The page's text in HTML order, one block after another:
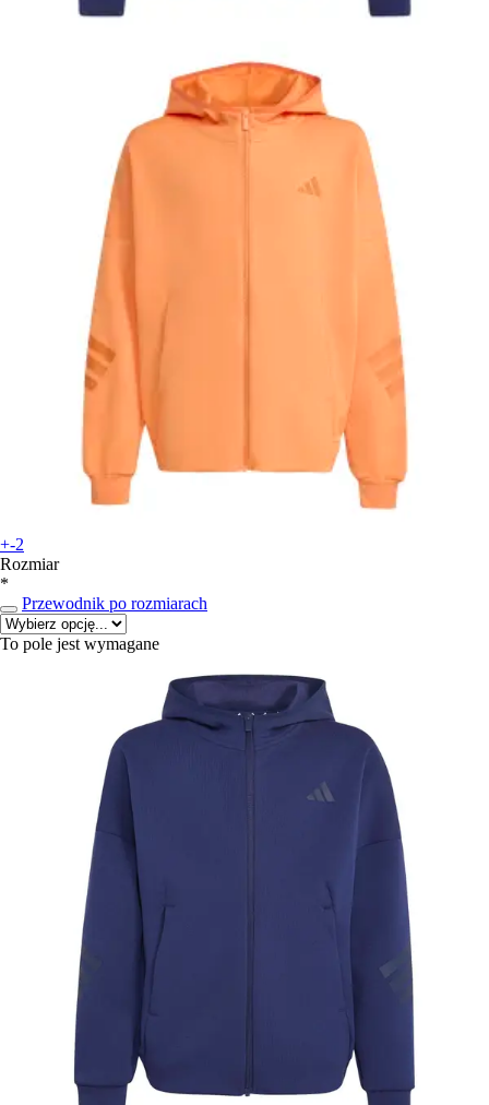
+-2
Rozmiar
*
Przewodnik po rozmiarach
To pole jest wymagane